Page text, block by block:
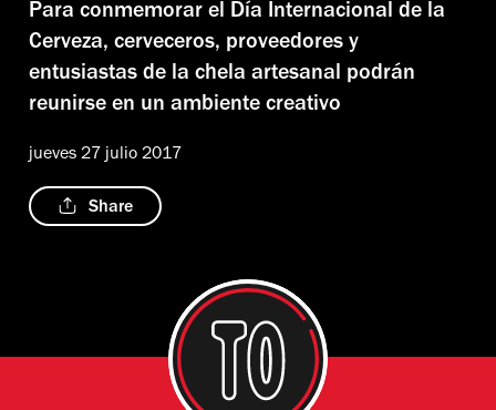
Para conmemorar el Día Internacional de la
Cerveza, cerveceros, proveedores y
entusiastas de la chela artesanal podrán
reunirse en un ambiente creativo
jueves 27 julio 2017
Share